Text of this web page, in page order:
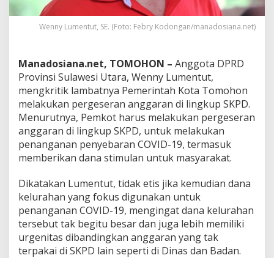
a
t
n
e
m
k
o
t
T
o
m
o
o
n
B
e
r
i
B
Wenny Lumentut, SE. (Foto: Febry Kodongan/manadosiana.net)
Manadosiana.net, TOMOHON – Anggota DPRD
Provinsi Sulawesi Utara, Wenny Lumentut,
mengkritik lambatnya Pemerintah Kota Tomohon
melakukan pergeseran anggaran di lingkup SKPD.
Menurutnya, Pemkot harus melakukan pergeseran
anggaran di lingkup SKPD, untuk melakukan
penanganan penyebaran COVID-19, termasuk
memberikan dana stimulan untuk masyarakat.
Dikatakan Lumentut, tidak etis jika kemudian dana
kelurahan yang fokus digunakan untuk
penanganan COVID-19, mengingat dana kelurahan
tersebut tak begitu besar dan juga lebih memiliki
urgenitas dibandingkan anggaran yang tak
terpakai di SKPD lain seperti di Dinas dan Badan.